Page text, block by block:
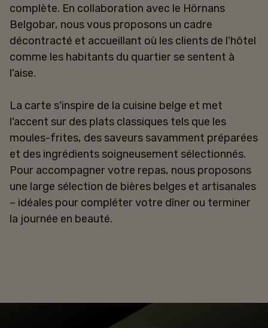
complète. En collaboration avec le Hörnans
Belgobar, nous vous proposons un cadre
décontracté et accueillant où les clients de l'hôtel
comme les habitants du quartier se sentent à
l'aise.
La carte s'inspire de la cuisine belge et met
l'accent sur des plats classiques tels que les
moules-frites, des saveurs savamment préparées
et des ingrédients soigneusement sélectionnés.
Pour accompagner votre repas, nous proposons
une large sélection de bières belges et artisanales
– idéales pour compléter votre dîner ou terminer
la journée en beauté.